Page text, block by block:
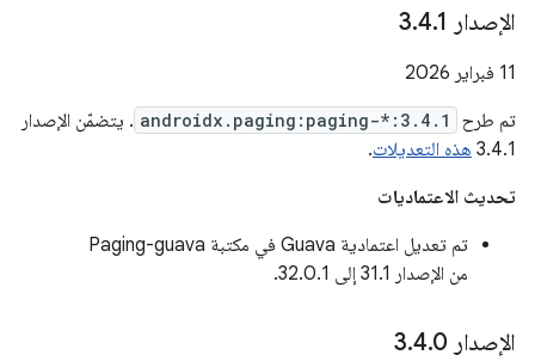
الإصدار 3 .4.1
‫11 فبراير 2026
تم طرح
androidx.paging:paging-*:3.4.1 . يتضمّن الإصدار
3.4.1 هذه التعديلات.
تحديث الاعتماديات
تم تعديل اعتمادية Guava في مكتبة Paging-guava
من الإصدار 31.1 إلى 32.0.1.
الإصدار 3 .4.0